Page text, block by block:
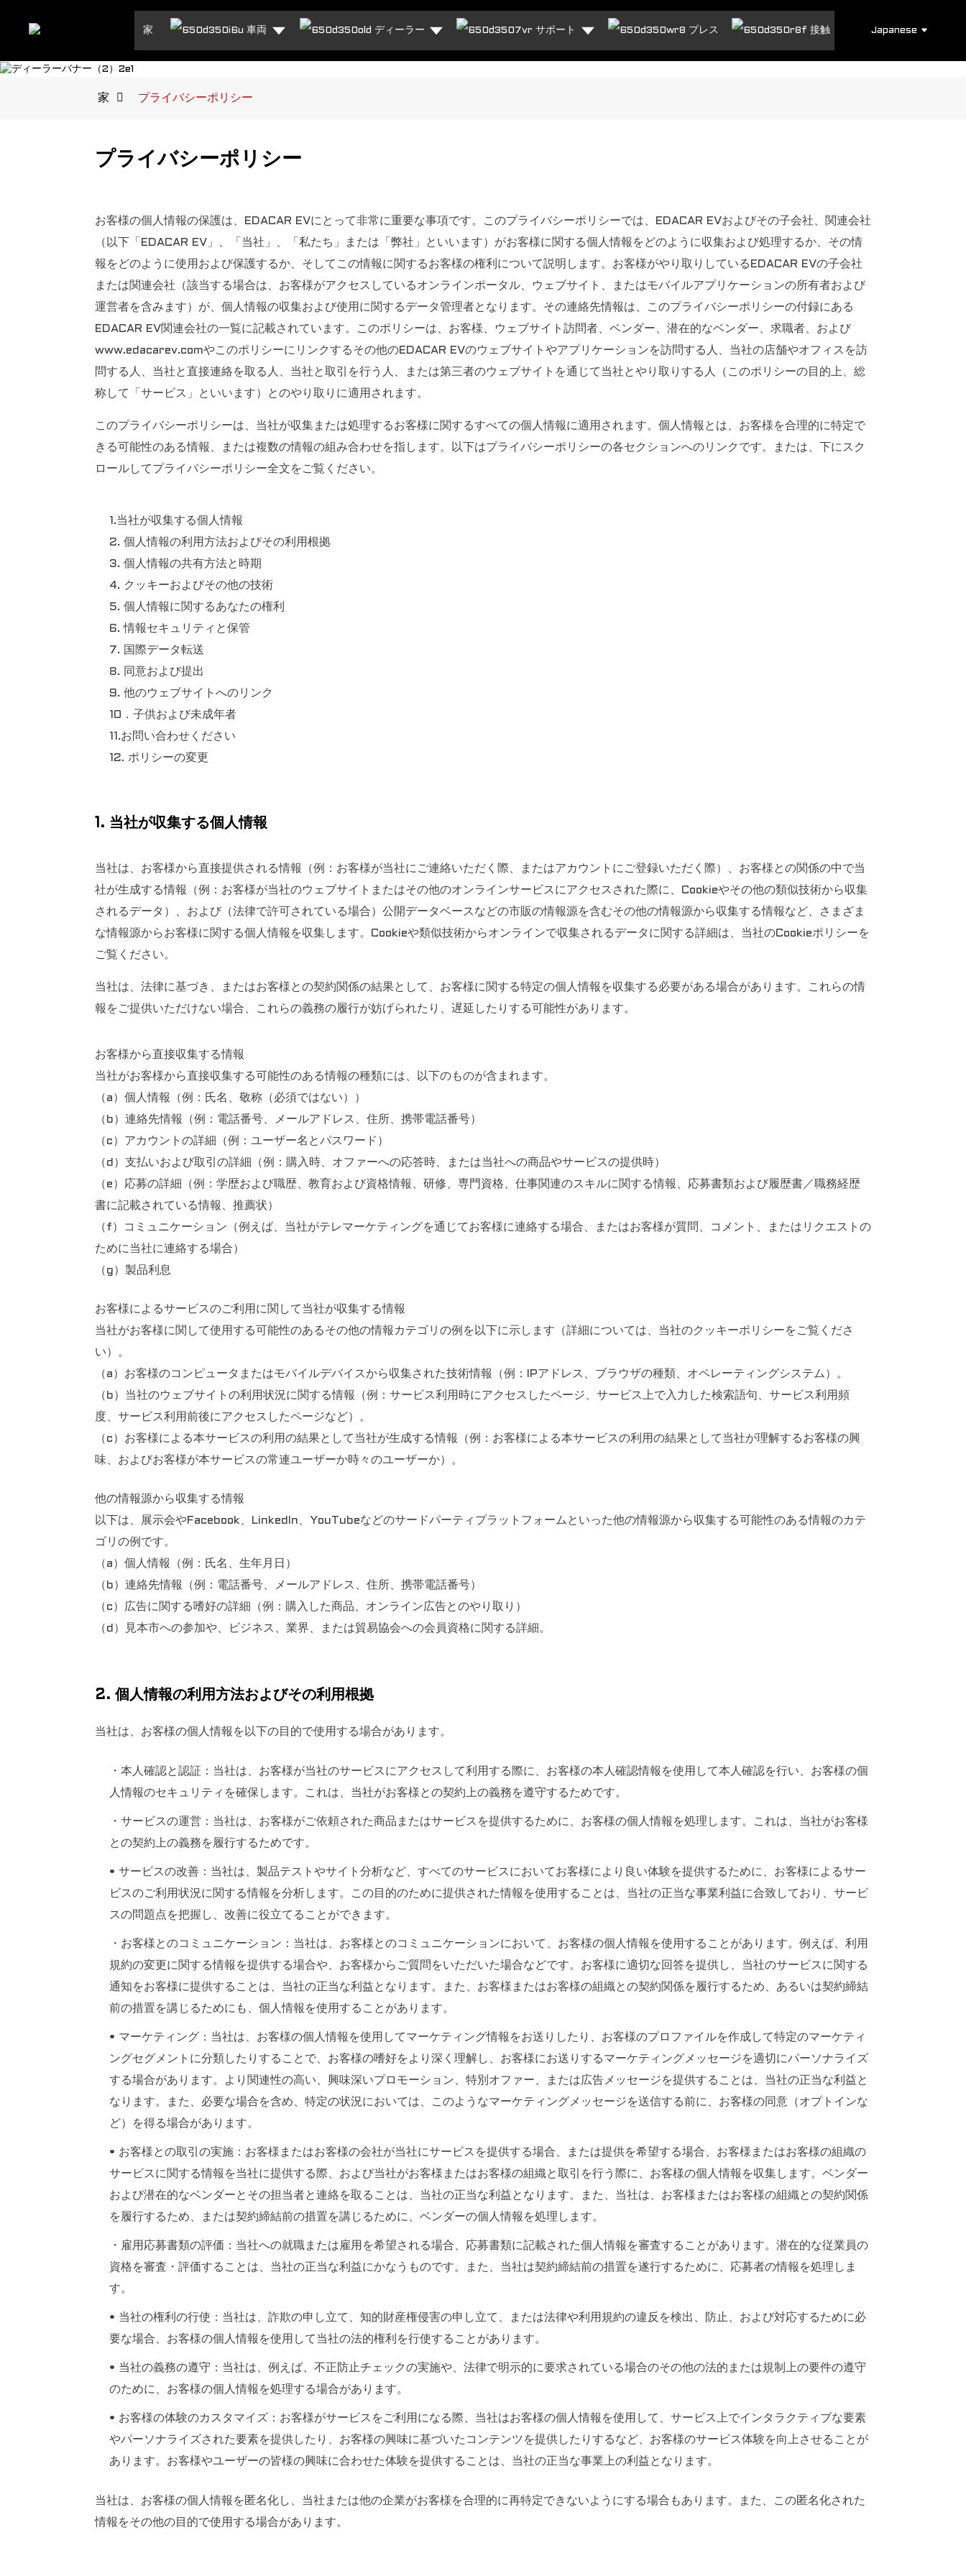
家 車両 ディーラー サポート プレス 接触 Japanese
家 プライバシーポリシー
プライバシーポリシー
お客様の個人情報の保護は、EDACAR EVにとって非常に重要な事項です。このプライバシーポリシーでは、EDACAR EVおよびその子会社、関連会社
（以下「EDACAR EV」、「当社」、「私たち」または「弊社」といいます）がお客様に関する個人情報をどのように収集および処理するか、その情
報をどのように使用および保護するか、そしてこの情報に関するお客様の権利について説明します。お客様がやり取りしているEDACAR EVの子会社
または関連会社（該当する場合は、お客様がアクセスしているオンラインポータル、ウェブサイト、またはモバイルアプリケーションの所有者および
運営者を含みます）が、個人情報の収集および使用に関するデータ管理者となります。その連絡先情報は、このプライバシーポリシーの付録にある
EDACAR EV関連会社の一覧に記載されています。このポリシーは、お客様、ウェブサイト訪問者、ベンダー、潜在的なベンダー、求職者、および
www.edacarev.comやこのポリシーにリンクするその他のEDACAR EVのウェブサイトやアプリケーションを訪問する人、当社の店舗やオフィスを訪
問する人、当社と直接連絡を取る人、当社と取引を行う人、または第三者のウェブサイトを通じて当社とやり取りする人（このポリシーの目的上、総
称して「サービス」といいます）とのやり取りに適用されます。
このプライバシーポリシーは、当社が収集または処理するお客様に関するすべての個人情報に適用されます。個人情報とは、お客様を合理的に特定で
きる可能性のある情報、または複数の情報の組み合わせを指します。以下はプライバシーポリシーの各セクションへのリンクです。または、下にスク
ロールしてプライバシーポリシー全文をご覧ください。
1.当社が収集する個人情報
2. 個人情報の利用方法およびその利用根拠
3. 個人情報の共有方法と時期
4. クッキーおよびその他の技術
5. 個人情報に関するあなたの権利
6. 情報セキュリティと保管
7. 国際データ転送
8. 同意および提出
9. 他のウェブサイトへのリンク
10．子供および未成年者
11.お問い合わせください
12. ポリシーの変更
1. 当社が収集する個人情報
当社は、お客様から直接提供される情報（例：お客様が当社にご連絡いただく際、またはアカウントにご登録いただく際）、お客様との関係の中で当
社が生成する情報（例：お客様が当社のウェブサイトまたはその他のオンラインサービスにアクセスされた際に、Cookieやその他の類似技術から収集
されるデータ）、および（法律で許可されている場合）公開データベースなどの市販の情報源を含むその他の情報源から収集する情報など、さまざま
な情報源からお客様に関する個人情報を収集します。Cookieや類似技術からオンラインで収集されるデータに関する詳細は、当社のCookieポリシーを
ご覧ください。
当社は、法律に基づき、またはお客様との契約関係の結果として、お客様に関する特定の個人情報を収集する必要がある場合があります。これらの情
報をご提供いただけない場合、これらの義務の履行が妨げられたり、遅延したりする可能性があります。
お客様から直接収集する情報
当社がお客様から直接収集する可能性のある情報の種類には、以下のものが含まれます。
（a）個人情報（例：氏名、敬称（必須ではない））
（b）連絡先情報（例：電話番号、メールアドレス、住所、携帯電話番号）
（c）アカウントの詳細（例：ユーザー名とパスワード）
（d）支払いおよび取引の詳細（例：購入時、オファーへの応答時、または当社への商品やサービスの提供時）
（e）応募の詳細（例：学歴および職歴、教育および資格情報、研修、専門資格、仕事関連のスキルに関する情報、応募書類および履歴書／職務経歴
書に記載されている情報、推薦状）
（f）コミュニケーション（例えば、当社がテレマーケティングを通じてお客様に連絡する場合、またはお客様が質問、コメント、またはリクエストの
ために当社に連絡する場合）
（g）製品利息
お客様によるサービスのご利用に関して当社が収集する情報
当社がお客様に関して使用する可能性のあるその他の情報カテゴリの例を以下に示します（詳細については、当社のクッキーポリシーをご覧くださ
い）。
（a）お客様のコンピュータまたはモバイルデバイスから収集された技術情報（例：IPアドレス、ブラウザの種類、オペレーティングシステム）。
（b）当社のウェブサイトの利用状況に関する情報（例：サービス利用時にアクセスしたページ、サービス上で入力した検索語句、サービス利用頻
度、サービス利用前後にアクセスしたページなど）。
（c）お客様による本サービスの利用の結果として当社が生成する情報（例：お客様による本サービスの利用の結果として当社が理解するお客様の興
味、およびお客様が本サービスの常連ユーザーか時々のユーザーか）。
他の情報源から収集する情報
以下は、展示会やFacebook、LinkedIn、YouTubeなどのサードパーティプラットフォームといった他の情報源から収集する可能性のある情報のカテ
ゴリの例です。
（a）個人情報（例：氏名、生年月日）
（b）連絡先情報（例：電話番号、メールアドレス、住所、携帯電話番号）
（c）広告に関する嗜好の詳細（例：購入した商品、オンライン広告とのやり取り）
（d）見本市への参加や、ビジネス、業界、または貿易協会への会員資格に関する詳細。
2. 個人情報の利用方法およびその利用根拠
当社は、お客様の個人情報を以下の目的で使用する場合があります。
・本人確認と認証：当社は、お客様が当社のサービスにアクセスして利用する際に、お客様の本人確認情報を使用して本人確認を行い、お客様の個
人情報のセキュリティを確保します。これは、当社がお客様との契約上の義務を遵守するためです。
・サービスの運営：当社は、お客様がご依頼された商品またはサービスを提供するために、お客様の個人情報を処理します。これは、当社がお客様
との契約上の義務を履行するためです。
• サービスの改善：当社は、製品テストやサイト分析など、すべてのサービスにおいてお客様により良い体験を提供するために、お客様によるサー
ビスのご利用状況に関する情報を分析します。この目的のために提供された情報を使用することは、当社の正当な事業利益に合致しており、サービ
スの問題点を把握し、改善に役立てることができます。
・お客様とのコミュニケーション：当社は、お客様とのコミュニケーションにおいて、お客様の個人情報を使用することがあります。例えば、利用
規約の変更に関する情報を提供する場合や、お客様からご質問をいただいた場合などです。お客様に適切な回答を提供し、当社のサービスに関する
通知をお客様に提供することは、当社の正当な利益となります。また、お客様またはお客様の組織との契約関係を履行するため、あるいは契約締結
前の措置を講じるためにも、個人情報を使用することがあります。
• マーケティング：当社は、お客様の個人情報を使用してマーケティング情報をお送りしたり、お客様のプロファイルを作成して特定のマーケティ
ングセグメントに分類したりすることで、お客様の嗜好をより深く理解し、お客様にお送りするマーケティングメッセージを適切にパーソナライズ
する場合があります。より関連性の高い、興味深いプロモーション、特別オファー、または広告メッセージを提供することは、当社の正当な利益と
なります。また、必要な場合を含め、特定の状況においては、このようなマーケティングメッセージを送信する前に、お客様の同意（オプトインな
ど）を得る場合があります。
• お客様との取引の実施：お客様またはお客様の会社が当社にサービスを提供する場合、または提供を希望する場合、お客様またはお客様の組織の
サービスに関する情報を当社に提供する際、および当社がお客様またはお客様の組織と取引を行う際に、お客様の個人情報を収集します。ベンダー
および潜在的なベンダーとその担当者と連絡を取ることは、当社の正当な利益となります。また、当社は、お客様またはお客様の組織との契約関係
を履行するため、または契約締結前の措置を講じるために、ベンダーの個人情報を処理します。
・雇用応募書類の評価：当社への就職または雇用を希望される場合、応募書類に記載された個人情報を審査することがあります。潜在的な従業員の
資格を審査・評価することは、当社の正当な利益にかなうものです。また、当社は契約締結前の措置を遂行するために、応募者の情報を処理しま
す。
• 当社の権利の行使：当社は、詐欺の申し立て、知的財産権侵害の申し立て、または法律や利用規約の違反を検出、防止、および対応するために必
要な場合、お客様の個人情報を使用して当社の法的権利を行使することがあります。
• 当社の義務の遵守：当社は、例えば、不正防止チェックの実施や、法律で明示的に要求されている場合のその他の法的または規制上の要件の遵守
のために、お客様の個人情報を処理する場合があります。
• お客様の体験のカスタマイズ：お客様がサービスをご利用になる際、当社はお客様の個人情報を使用して、サービス上でインタラクティブな要素
やパーソナライズされた要素を提供したり、お客様の興味に基づいたコンテンツを提供したりするなど、お客様のサービス体験を向上させることが
あります。お客様やユーザーの皆様の興味に合わせた体験を提供することは、当社の正当な事業上の利益となります。
当社は、お客様の個人情報を匿名化し、当社または他の企業がお客様を合理的に再特定できないようにする場合もあります。また、この匿名化された
情報をその他の目的で使用する場合があります。